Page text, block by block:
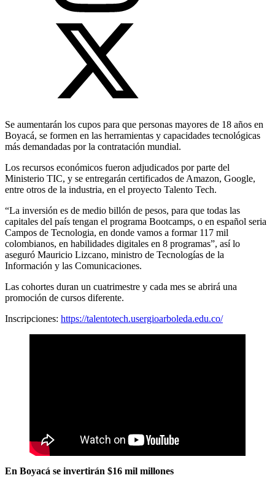
Se aumentarán los cupos para que personas mayores de 18 años en
Boyacá, se formen en las herramientas y capacidades tecnológicas
más demandadas por la contratación mundial.
Los recursos económicos fueron adjudicados por parte del
Ministerio TIC, y se entregarán certificados de Amazon, Google,
entre otros de la industria, en el proyecto Talento Tech.
“La inversión es de medio billón de pesos, para que todas las
capitales del país tengan el programa Bootcamps, o en español seria
Campos de Tecnologia, en donde vamos a formar 117 mil
colombianos, en habilidades digitales en 8 programas”, así lo
aseguró Mauricio Lizcano, ministro de Tecnologías de la
Información y las Comunicaciones.
Las cohortes duran un cuatrimestre y cada mes se abrirá una
promoción de cursos diferente.
Inscripciones: https://talentotech.usergioarboleda.edu.co/
En Boyacá se invertirán $16 mil millones